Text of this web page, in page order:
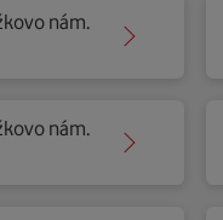
nám.
nám.